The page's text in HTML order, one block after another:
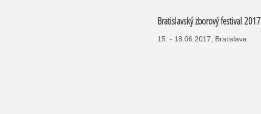
Bratislavský zborový festival 2017
15. - 18.06.2017, Bratislava